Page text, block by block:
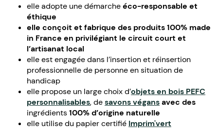
elle adopte une démarcheéco-responsable et
éthique
elle conçoit et fabrique des produits 100% made
in France en privilégiant le circuit court et
l’artisanat local
elle est engagée dans l’insertion et réinsertion
professionnelle de personne en situation de
handicap
elle propose un large choix d’objets en bois PEFC
personnalisables, desavonsvégansavec des
ingrédients100% d’origine naturelle
elle utilise du papier certifié Imprim'vert